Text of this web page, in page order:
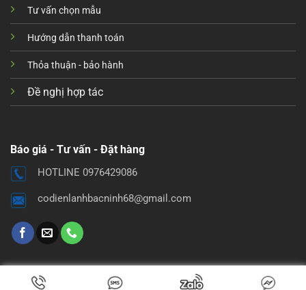
Tư vấn chọn mẫu
Hướng dẫn thanh toán
Thỏa thuận - bảo hành
Đề nghị hợp tác
Báo giá - Tư vấn - Đặt hàng
HOTLINE 0976429086
codienlanhbacninh68@gmail.com